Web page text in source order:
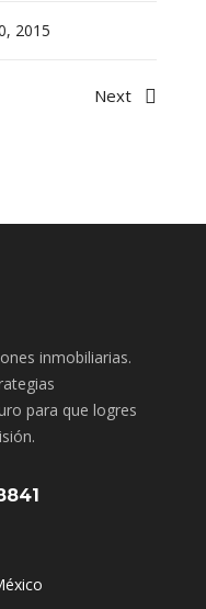
2015
Next
inmobiliarias.
para que logres